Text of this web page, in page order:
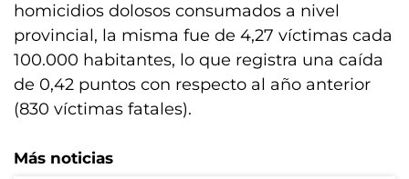
homicidios dolosos consumados a nivel
provincial, la misma fue de 4,27 víctimas cada
100.000 habitantes, lo que registra una caída
de 0,42 puntos con respecto al año anterior
(830 víctimas fatales).
Más noticias